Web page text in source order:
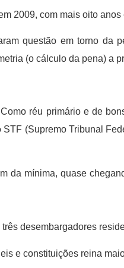
2009, com mais oito
questão em torno da
(o cálculo da pena) a
réu primário e de
(Supremo Tribunal
da mínima, quase
desembargadores
e constituições reina